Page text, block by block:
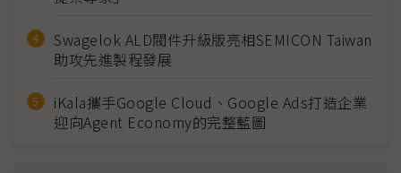
Swagelok ALD閥件升級版亮相SEMICON Taiwan
助攻先進製程發展
iKala攜手Google Cloud、Google Ads打造企業
迎向Agent Economy的完整藍圖